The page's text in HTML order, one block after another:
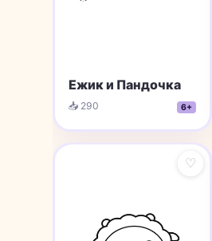
Ежик и Пандочка
📥 290 6+
♡